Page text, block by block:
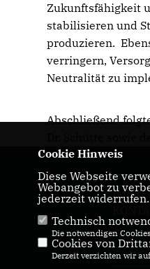
Zukunftsfähigkeit
stabilisieren und
produzieren.
verringern,
Neutralität zu
Abschließend
Cookie Hinweis
Diese Webseite
Webangebot zu
jederzeit
Technisch
Die notwendigen
Cookies von
Derzeit verzichten wir